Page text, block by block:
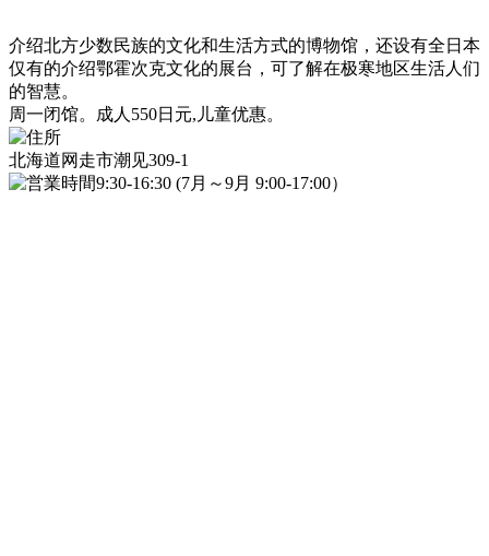
介绍北方少数民族的文化和生活方式的博物馆，还设有全日本
仅有的介绍鄂霍次克文化的展台，可了解在极寒地区生活人们
的智慧。
周一闭馆。成人550日元,儿童优惠。
北海道网走市潮见309-1
9:30-16:30 (7月～9月 9:00-17:00）